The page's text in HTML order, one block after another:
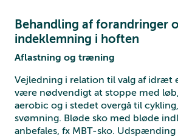
Behandling af forandringer
indeklemning i hoften
Aflastning og træning
Vejledning i relation til valg af idræt
være nødvendigt at stoppe med
aerobic og i stedet overgå til
svømning. Bløde sko med bløde
anbefales, fx MBT-sko.